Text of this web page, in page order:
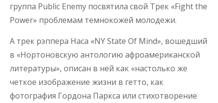
группа Public Enemy посвятила свой Трек «Fight the
Power» проблемам темнокожей молодежи.
А трек рэппера Наса «NY State Of Mind», вошедший
в «Нортоновскую антологию афроамериканской
литературы», описан в ней как «настолько же
четкое изображение жизни в гетто, как
фотография Гордона Паркса или стихотворение